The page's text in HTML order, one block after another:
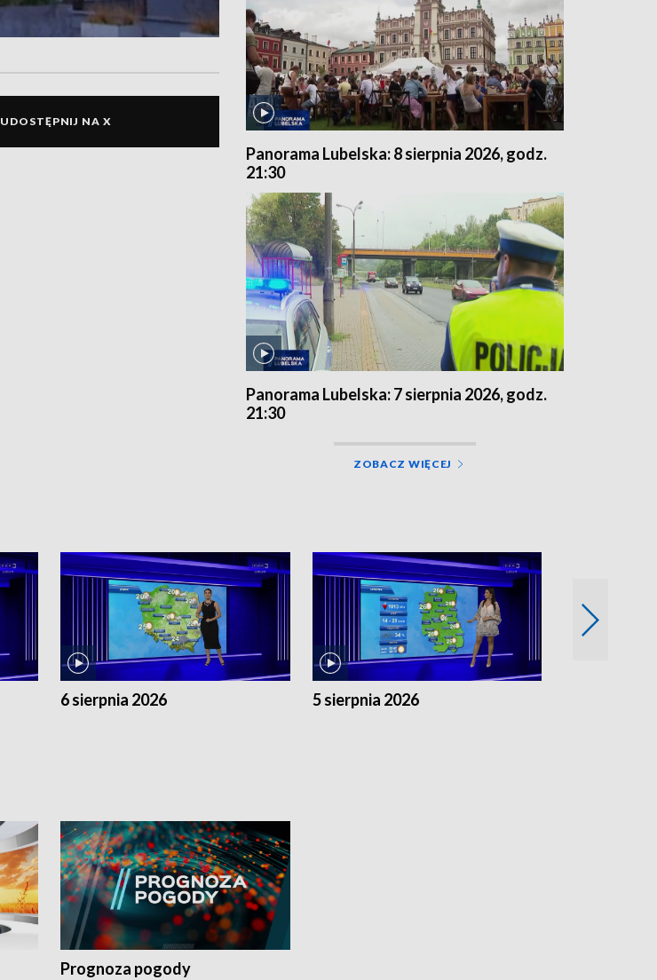
UDOSTĘPNIJ NA X
Panorama Lubelska: 8 sierpnia 2026, godz.
21:30
Panorama Lubelska: 7 sierpnia 2026, godz.
21:30
ZOBACZ WIĘCEJ
6 sierpnia 2026 5 sierpnia 2026
Prognoza pogody